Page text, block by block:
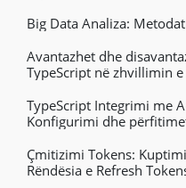
Big Data Analiza:
Avantazhet dhe
TypeScript në zhvillimin
TypeScript Integrimi me
Konfigurimi dhe
Çmitizimi Tokens:
Rëndësia e Refresh